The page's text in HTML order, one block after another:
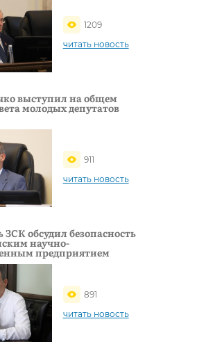
1209
читать новость
выступил на общем
молодых депутатов
911
читать новость
ЗСК обсудил безопасность
научно-
предприятием
891
читать новость